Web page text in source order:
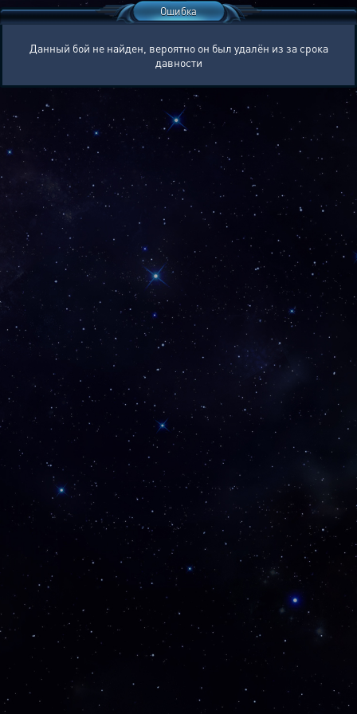
Ошибка
Данный бой не найден, вероятно он был удалён из за срока
давности